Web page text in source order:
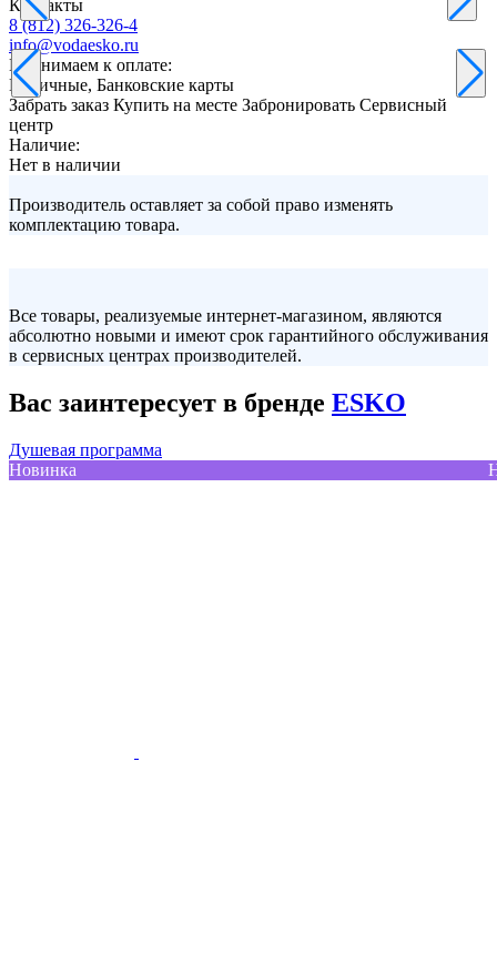
Контакты
8 (812) 326-326-4
info@vodaesko.ru
Принимаем к оплате:
Наличные, Банковские карты
Забрать заказ Купить на месте Забронировать Сервисный
центр
Наличие:
Нет в наличии
Производитель оставляет за собой право изменять
комплектацию товара.
Все товары, реализуемые интернет-магазином, являются
абсолютно новыми и имеют срок гарантийного обслуживания
в сервисных центрах производителей.
Вас заинтересует в бренде ESKO
Душевая программа
Новинка